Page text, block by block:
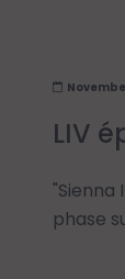
LIV
phase